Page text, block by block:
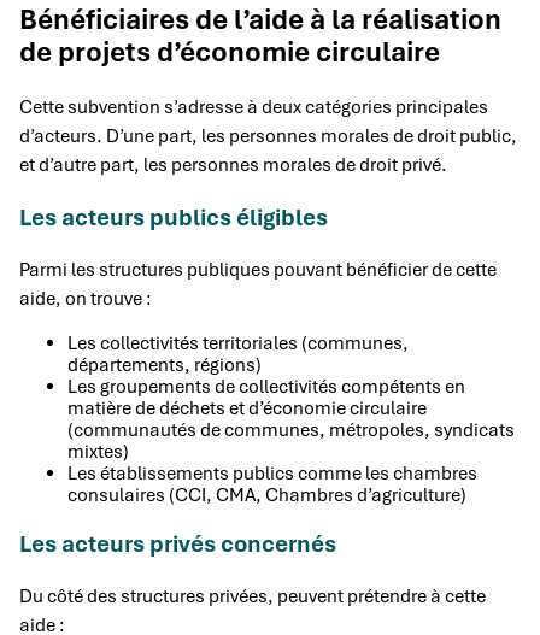
Bénéficiaires de l’aide à la réalisation
de projets d’économie circulaire
Cette subvention s’adresse à deux catégories principales
d’acteurs. D’une part, les personnes morales de droit public,
et d’autre part, les personnes morales de droit privé.
Les acteurs publics éligibles
Parmi les structures publiques pouvant bénéficier de cette
aide, on trouve :
Les collectivités territoriales (communes,
départements, régions)
Les groupements de collectivités compétents en
matière de déchets et d’économie circulaire
(communautés de communes, métropoles, syndicats
mixtes)
Les établissements publics comme les chambres
consulaires (CCI, CMA, Chambres d’agriculture)
Les acteurs privés concernés
Du côté des structures privées, peuvent prétendre à cette
aide :